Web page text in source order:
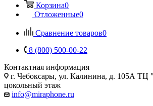
Корзина0
Отложенные0
Сравнение товаров0
8 (800) 500-00-22
Контактная информация
г. Чебоксары, ул. Калинина, д. 105А
цокольный этаж
info@miraphone.ru